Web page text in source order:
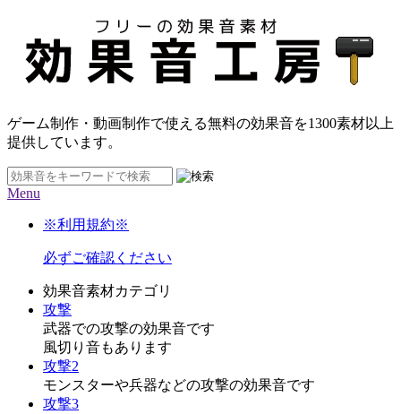
ゲーム制作・動画制作で使える無料の効果音を1300素材以上
提供しています。
Menu
※利用規約※
必ずご確認ください
効果音素材カテゴリ
攻撃
武器での攻撃の効果音です
風切り音もあります
攻撃2
モンスターや兵器などの攻撃の効果音です
攻撃3